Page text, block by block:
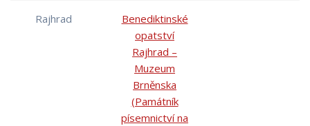
Rajhrad
Benediktinské
opatství
Rajhrad –
Muzeum
Brněnska
(Památník
písemnictví na